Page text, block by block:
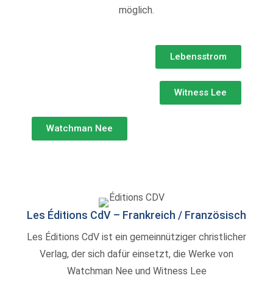
möglich.
Lebensstrom
Witness Lee
Watchman Nee
Les Éditions CdV – Frankreich / Französisch
Les Éditions CdV ist ein gemeinnütziger christlicher
Verlag, der sich dafür einsetzt, die Werke von
Watchman Nee und Witness Lee